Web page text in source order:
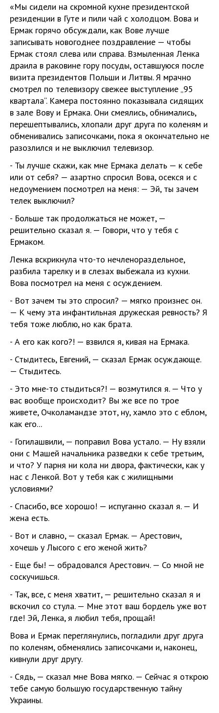
«Мы сидели на скромной кухне президентской
резиденции в Гуте и пили чай с холодцом. Вова и
Ермак горячо обсуждали, как Вове лучше
записывать новогоднее поздравление — чтобы
Ермак стоял слева или справа. Взмыленная Ленка
драила в раковине гору посуды, оставшуюся после
визита президентов Польши и Литвы. Я мрачно
смотрел по телевизору свежее выступление „95
квартала“. Камера постоянно показывала сидящих
в зале Вову и Ермака. Они смеялись, обнимались,
перешептывались, хлопали друг друга по коленям и
обменивались записочками, пока я окончательно не
разозлился и не выключил телевизор.
- Ты лучше скажи, как мне Ермака делать — к себе
или от себя? — азартно спросил Вова, осекся и с
недоумением посмотрел на меня: — Эй, ты зачем
телек выключил?
- Больше так продолжаться не может, —
решительно сказал я. — Говори, что у тебя с
Ермаком.
Ленка вскрикнула что-то нечленораздельное,
разбила тарелку и в слезах выбежала из кухни.
Вова посмотрел на меня с осуждением.
- Вот зачем ты это спросил? — мягко произнес он.
— К чему эта инфантильная дружеская ревность? Я
тебя тоже люблю, но как брата.
- А его как кого?! — взвился я, кивая на Ермака.
- Стыдитесь, Евгений, — сказал Ермак осуждающе.
— Стыдитесь.
- Это мне-то стыдиться?! — возмутился я. — Что у
вас вообще происходит? Вы же все по трое
живете, Очколамандзе этот, ну, хамло это с еблом,
как его...
- Гогилашвили, — поправил Вова устало. — Ну взяли
они с Машей начальника разведки к себе третьим,
и что? У парня ни кола ни двора, фактически, как у
нас с Ленкой. Вот у тебя как с жилищными
условиями?
- Спасибо, все хорошо! — испуганно сказал я. — И
жена есть.
- Вот и славно, — сказал Ермак. — Арестович,
хочешь у Лысого с его женой жить?
- Еще бы! — обрадовался Арестович. — Со мной не
соскучишься.
- Так, все, с меня хватит, — решительно сказал я и
вскочил со стула. — Мне этот ваш бордель уже вот
где! Эй, Ленка, я любил тебя, прощай!
Вова и Ермак переглянулись, погладили друг друга
по коленям, обменялись записочками и, наконец,
кивнули друг другу.
- Сядь, — сказал мне Вова мягко. — Сейчас я открою
тебе самую большую государственную тайну
Украины.